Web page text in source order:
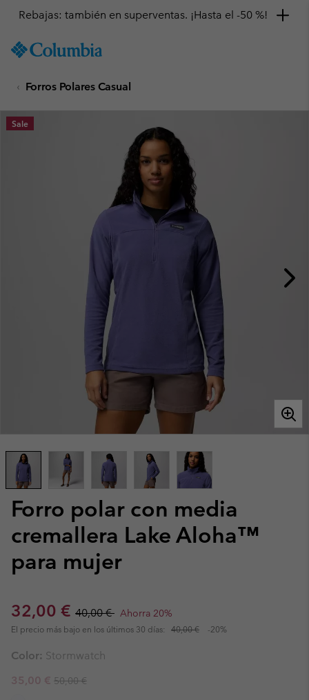
TO
SKIP
MAIN
NAV
Rebajas: también en superventas. ¡Hasta el -50 %!
Forros Polares Casual
Forro polar con media
cremallera Lake Aloha™
para mujer
Sale price:
32,00 € Regular price:
40,00 € Ahorra 20%
El precio más bajo en los últimos 30 días: 40,00 € -20%
Sale
Color: Stormwatch
Sale price:
35,00 € Regular price:
50,00 €